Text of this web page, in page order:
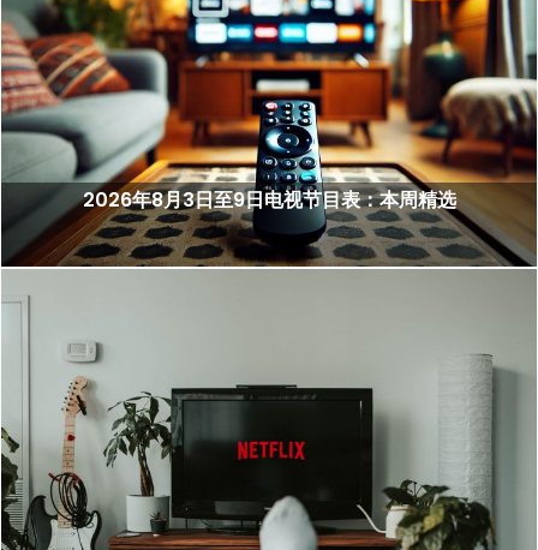
2026年8月3日至9日电视节目表：本周精选